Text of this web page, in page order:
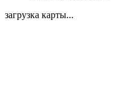
загрузка карты...